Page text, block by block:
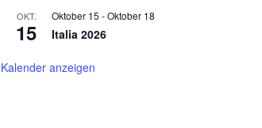
OKT.
15
Oktober 15 -Oktober 18
Italia 2026
Kalender anzeigen